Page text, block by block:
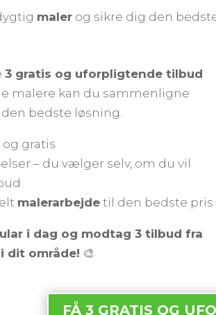
malerog sikre dig den
3 gratis og uforpligtende tilbud
malere kan du sammenligne
bedste løsning.
gratis
– du vælger selv, om du vil
malerarbejdetil den bedste pris
i dag og modtag 3 tilbud fra
dit område! 🎨
FÅ 3 GRATIS OG